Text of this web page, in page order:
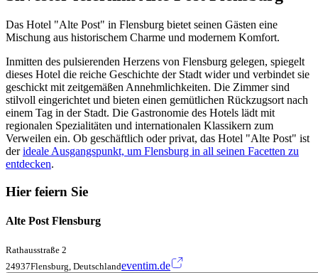
Das Hotel "Alte Post" in Flensburg bietet seinen Gästen eine
Mischung aus historischem Charme und modernem Komfort.
Inmitten des pulsierenden Herzens von Flensburg gelegen, spiegelt
dieses Hotel die reiche Geschichte der Stadt wider und verbindet sie
geschickt mit zeitgemäßen Annehmlichkeiten. Die Zimmer sind
stilvoll eingerichtet und bieten einen gemütlichen Rückzugsort nach
einem Tag in der Stadt. Die Gastronomie des Hotels lädt mit
regionalen Spezialitäten und internationalen Klassikern zum
Verweilen ein. Ob geschäftlich oder privat, das Hotel "Alte Post" ist
derideale Ausgangspunkt, um Flensburg in all seinen Facetten zu
entdecken.
Hier feiern Sie
Alte Post Flensburg
Rathausstraße 2
24937Flensburg, Deutschlandeventim.de